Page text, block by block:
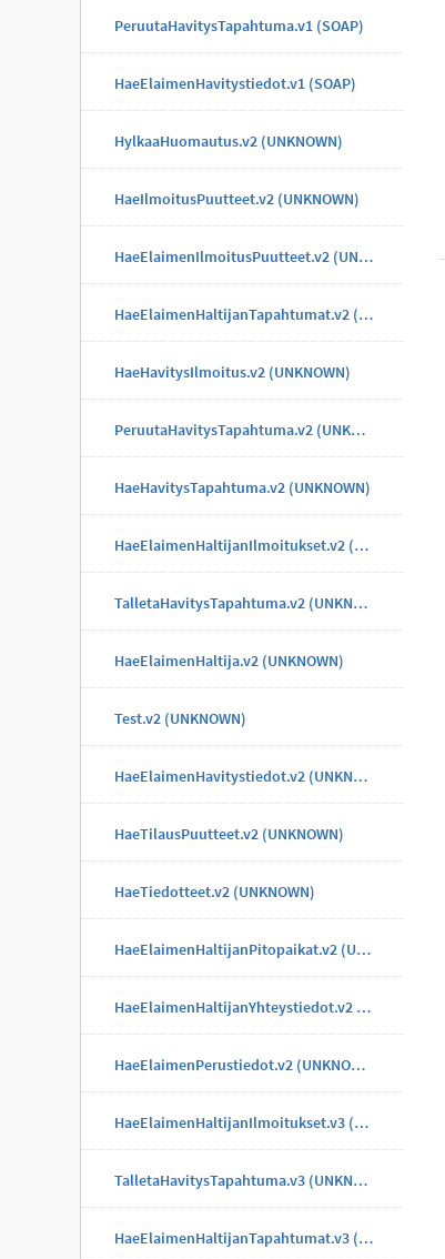
PeruutaHavitysTapahtuma.v1 (SOAP)
HaeElaimenHavitystiedot.v1 (SOAP)
HylkaaHuomautus.v2 (UNKNOWN)
HaeIlmoitusPuutteet.v2 (UNKNOWN)
HaeElaimenIlmoitusPuutteet.v2 (UNKNOWN)
HaeElaimenHaltijanTapahtumat.v2 (UNKNOWN)
HaeHavitysIlmoitus.v2 (UNKNOWN)
PeruutaHavitysTapahtuma.v2 (UNKNOWN)
HaeHavitysTapahtuma.v2 (UNKNOWN)
HaeElaimenHaltijanIlmoitukset.v2 (UNKNOWN)
TalletaHavitysTapahtuma.v2 (UNKNOWN)
HaeElaimenHaltija.v2 (UNKNOWN)
Test.v2 (UNKNOWN)
HaeElaimenHavitystiedot.v2 (UNKNOWN)
HaeTilausPuutteet.v2 (UNKNOWN)
HaeTiedotteet.v2 (UNKNOWN)
HaeElaimenHaltijanPitopaikat.v2 (UNKNOWN)
HaeElaimenHaltijanYhteystiedot.v2 (UNKNOWN)
HaeElaimenPerustiedot.v2 (UNKNOWN)
HaeElaimenHaltijanIlmoitukset.v3 (UNKNOWN)
TalletaHavitysTapahtuma.v3 (UNKNOWN)
HaeElaimenHaltijanTapahtumat.v3 (UNKNOWN)